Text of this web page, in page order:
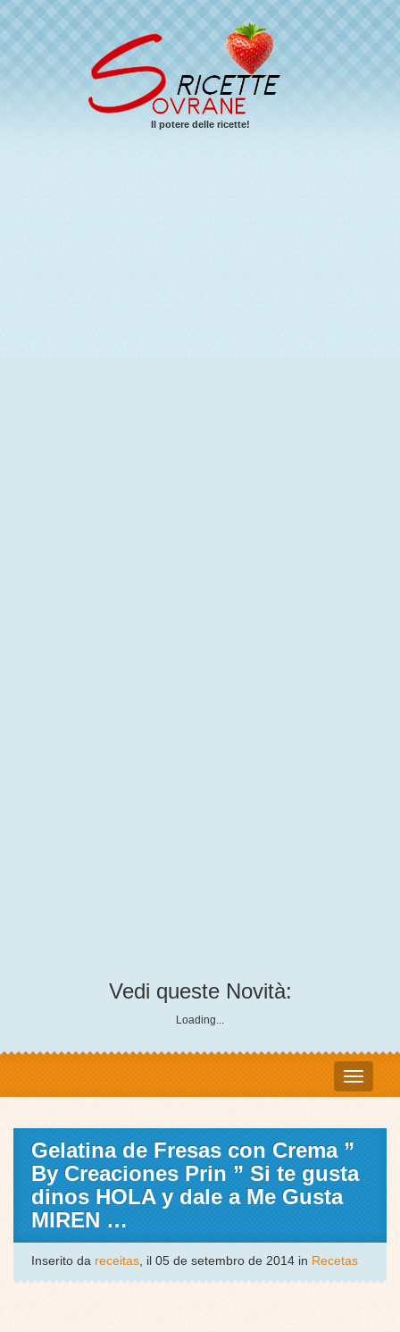
Il potere delle ricette!
Vedi queste Novità:
Loading...
Gelatina de Fresas con Crema ”
By Creaciones Prin ” Si te gusta
dinos HOLA y dale a Me Gusta
MIREN …
Inserito da receitas, il 05 de setembro de 2014 in Recetas